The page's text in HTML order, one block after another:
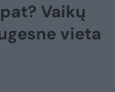
Vaikų
vieta